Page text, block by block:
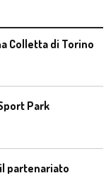
Colletta di Torino
Park
partenariato